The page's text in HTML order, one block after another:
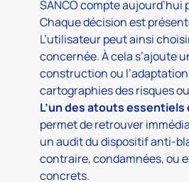
SANCO compte aujourd’hui
Chaque décision est
L’utilisateur peut ainsi
concernée. À cela s’ajoute
construction ou
cartographies des risques
L’un des atouts
permet de retrouver
un audit du dispositif anti-
contraire, condamnées, ou
concrets.